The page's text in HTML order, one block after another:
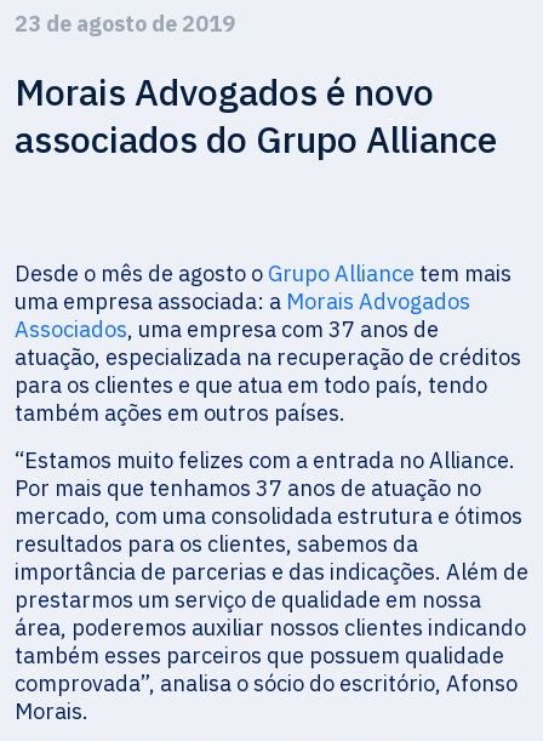
23 de agosto de 2019
Morais Advogados é novo
associados do Grupo Alliance
Desde o mês de agosto o Grupo Alliance tem mais
uma empresa associada: a Morais Advogados
Associados, uma empresa com 37 anos de
atuação, especializada na recuperação de créditos
para os clientes e que atua em todo país, tendo
também ações em outros países.
“Estamos muito felizes com a entrada no Alliance.
Por mais que tenhamos 37 anos de atuação no
mercado, com uma consolidada estrutura e ótimos
resultados para os clientes, sabemos da
importância de parcerias e das indicações. Além de
prestarmos um serviço de qualidade em nossa
área, poderemos auxiliar nossos clientes indicando
também esses parceiros que possuem qualidade
comprovada”, analisa o sócio do escritório, Afonso
Morais.